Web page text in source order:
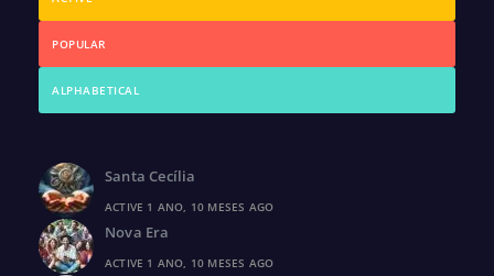
POPULAR
ALPHABETICAL
Santa Cecília
ACTIVE 1 ANO, 10 MESES AGO
Nova Era
ACTIVE 1 ANO, 10 MESES AGO